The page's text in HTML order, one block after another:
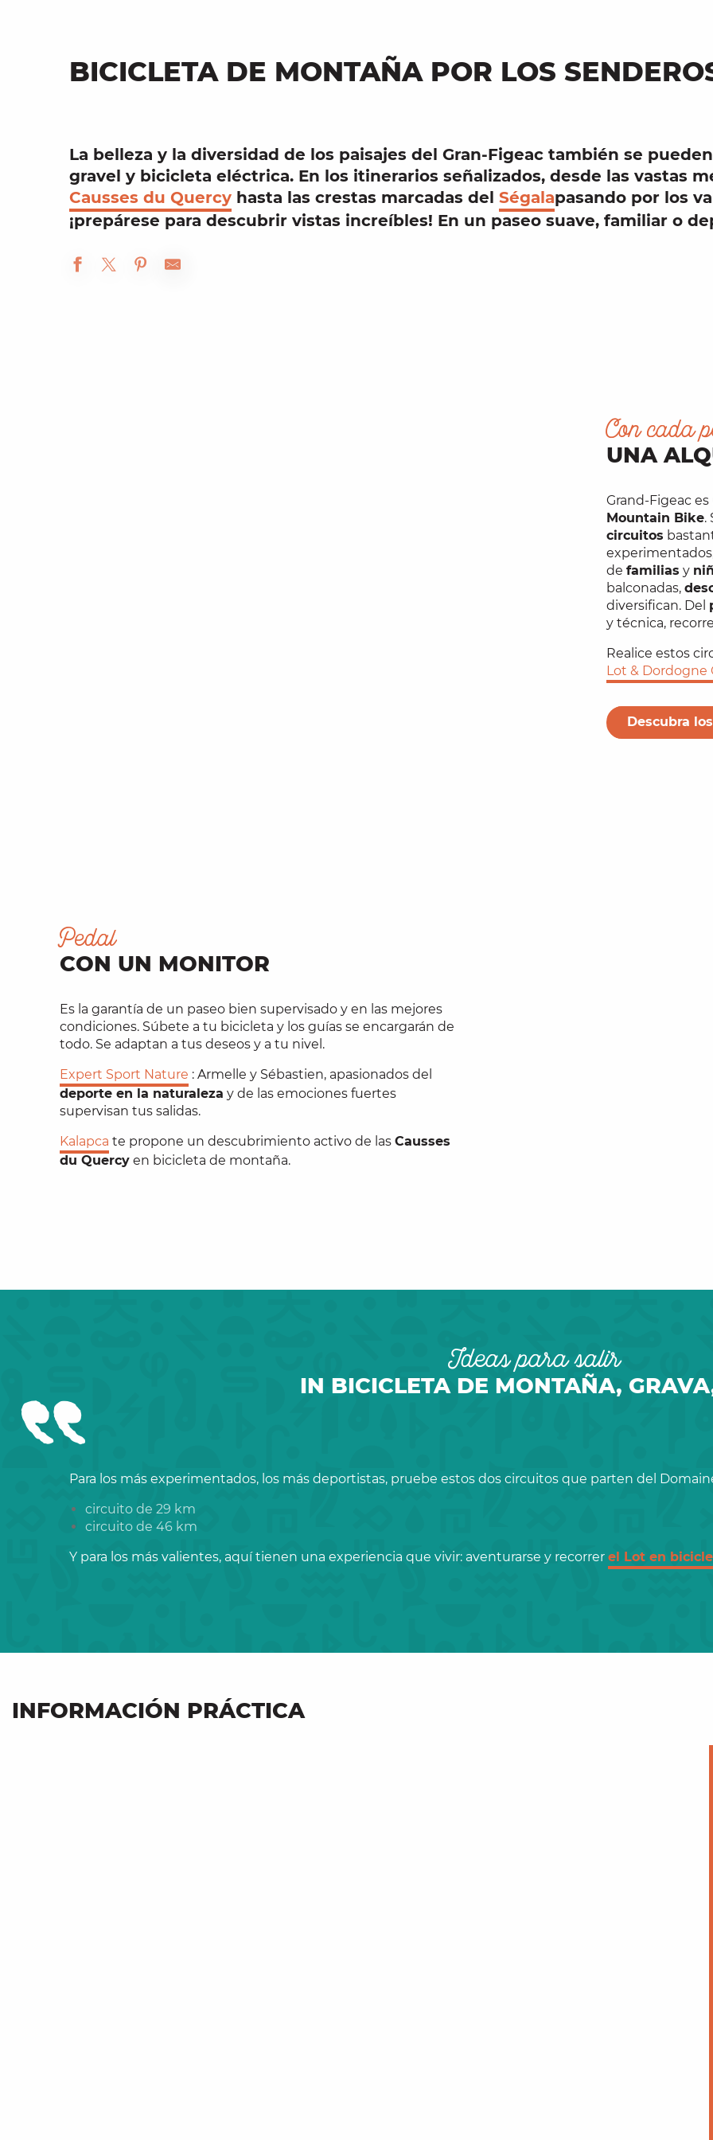
BICICLETA DE MONTAÑA POR LOS
La belleza y la diversidad de los paisajes del Gran-Figeac también se
gravel y bicicleta eléctrica. En los itinerarios señalizados, desde las vastas
Causses du Quercy hasta las crestas marcadas del Ségalapasando por los
¡prepárese para descubrir vistas increíbles! En un paseo suave, familiar o
Con cada
UNA
Grand-Figeac
Mountain Bike.
circuitos
de familias y
balconadas,
diversifican. Del
y técnica,
Realice estos
Lot & Dordogne
Descubra
Pedal
CON UN MONITOR
Es la garantía de un paseo bien supervisado y en las mejores
condiciones. Súbete a tu bicicleta y los guías se encargarán de
todo. Se adaptan a tus deseos y a tu nivel.
Expert Sport Nature : Armelle y Sébastien, apasionados del
deporte en la naturaleza y de las emociones fuertes
supervisan tus salidas.
Kalapca te propone un descubrimiento activo de las Causses
du Quercy en bicicleta de montaña.
Ideas para salir
IN BICICLETA DE MONTAÑA,
Para los más experimentados, los más deportistas, pruebe estos dos circuitos que parten del
circuito de 29 km
circuito de 46 km
Y para los más valientes, aquí tienen una experiencia que vivir: aventurarse y recorrer el Lot en
INFORMACIÓN PRÁCTICA